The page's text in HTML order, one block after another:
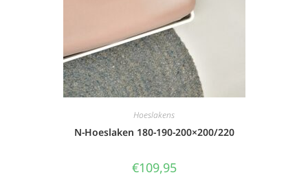
Hoeslakens
N-Hoeslaken 180-190-200×200/220
€109,95